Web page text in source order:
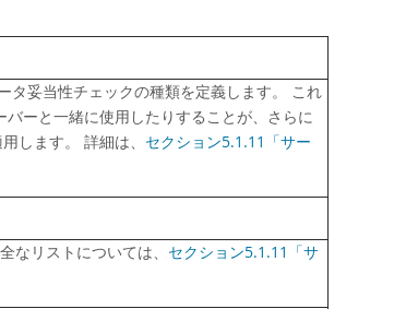
タ妥当性チェックの種類を定義します。 これ
ーと一緒に使用したりすることが、さらに
します。 詳細は、 セクション5.1.11「サー
なリストについては、 セクション5.1.11「サ